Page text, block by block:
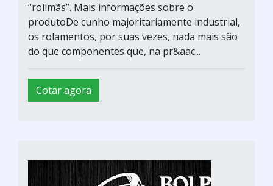
“rolimãs”. Mais informações sobre o
produtoDe cunho majoritariamente industrial,
os rolamentos, por suas vezes, nada mais são
do que componentes que, na pr&aac...
Cotar agora